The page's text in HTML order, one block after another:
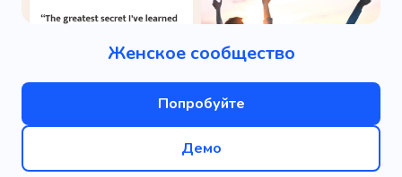
Женское сообщество
Попробуйте
Демо